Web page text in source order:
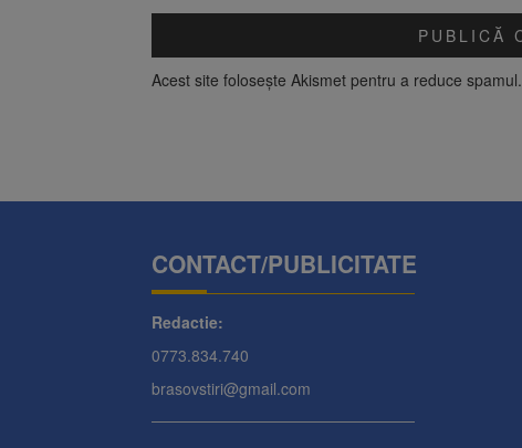
Acest site folosește Akismet pentru a reduce spamul.
CONTACT/PUBLICITATE
Redactie:
0773.834.740
brasovstiri@gmail.com